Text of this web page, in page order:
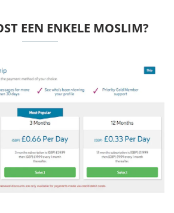
EEN ENKELE MOSLIM?